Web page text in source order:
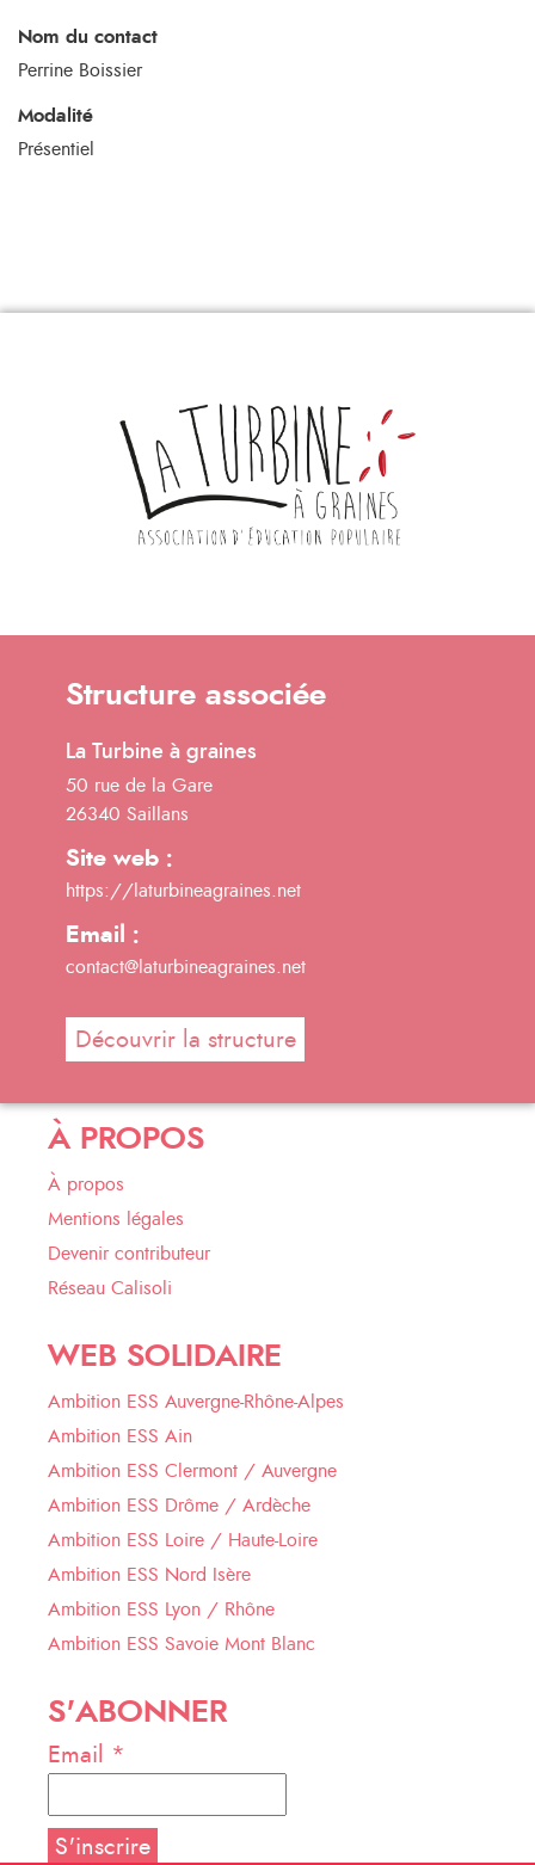
Nom du contact
Perrine Boissier
Modalité
Présentiel
Structure associée
La Turbine à graines
50 rue de la Gare
26340 Saillans
Site web :
https://laturbineagraines.net
Email :
contact@laturbineagraines.net
Découvrir la structure
À PROPOS
À propos
Mentions légales
Devenir contributeur
Réseau Calisoli
WEB SOLIDAIRE
Ambition ESS Auvergne-Rhône-Alpes
Ambition ESS Ain
Ambition ESS Clermont / Auvergne
Ambition ESS Drôme / Ardèche
Ambition ESS Loire / Haute-Loire
Ambition ESS Nord Isère
Ambition ESS Lyon / Rhône
Ambition ESS Savoie Mont Blanc
S'ABONNER
Email *